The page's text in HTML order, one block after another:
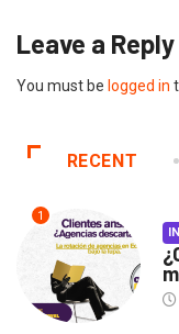
Leave a Reply
You must be logged in
RECENT
1